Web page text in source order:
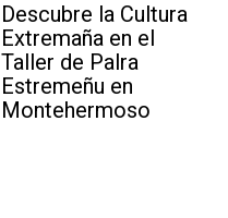
Descubre la Cultura
Extremaña en el
Taller de Palra
Estremeñu en
Montehermoso